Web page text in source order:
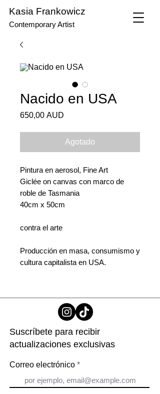
Kasia Frankowicz
Contemporary Artist
Nacido en USA
650,00 AUD
Agotado
Pintura en aerosol, Fine Art
Giclée on canvas con marco de
roble de Tasmania
40cm x 50cm
contra el arte
Producción en masa, consumismo y
cultura capitalista en USA.
Suscríbete para recibir
actualizaciones exclusivas
Correo electrónico